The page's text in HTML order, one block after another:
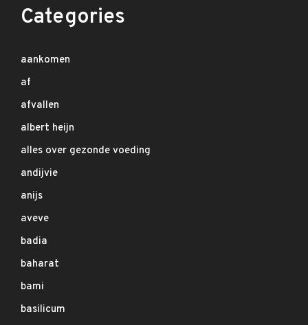
Categories
aankomen
af
afvallen
albert heijn
alles over gezonde voeding
andijvie
anijs
aveve
badia
baharat
bami
basilicum